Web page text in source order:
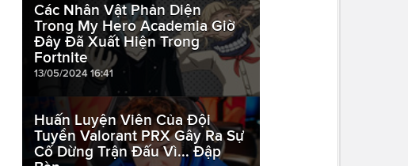
Các Nhân Vật Phản Diện
Trong My Hero Academia Giờ
Đây Đã Xuất Hiện Trong
Fortnite
13/05/2024 16:41
Huấn Luyện Viên Của Đội
Tuyển Valorant PRX Gây Ra Sự
Cố Dừng Trận Đấu Vì... Đập